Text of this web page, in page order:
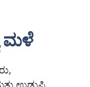
ಮಳೆ
ಉಡುಪಿ